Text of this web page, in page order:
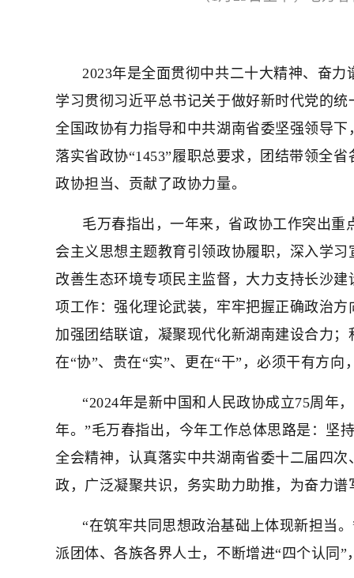
2023年是全面贯彻中共二十大精神、奋
学习贯彻习近平总书记关于做好新时代党的
全国政协有力指导和中共湖南省委坚强领导
落实省政协“1453”履职总要求，团结带领全
政协担当、贡献了政协力量。
毛万春指出，一年来，省政协工作突出
会主义思想主题教育引领政协履职，深入学
改善生态环境专项民主监督，大力支持长沙
项工作：强化理论武装，牢牢把握正确政治
加强团结联谊，凝聚现代化新湖南建设合力
在“协”、贵在“实”、更在“干”，必须干有方
“2024年是新中国和人民政协成立75周年
年。”毛万春指出，今年工作总体思路是：坚
全会精神，认真落实中共湖南省委十二届四
政，广泛凝聚共识，务实助力助推，为奋力
“在筑牢共同思想政治基础上体现新担当
派团体、各族各界人士，不断增进“四个认同